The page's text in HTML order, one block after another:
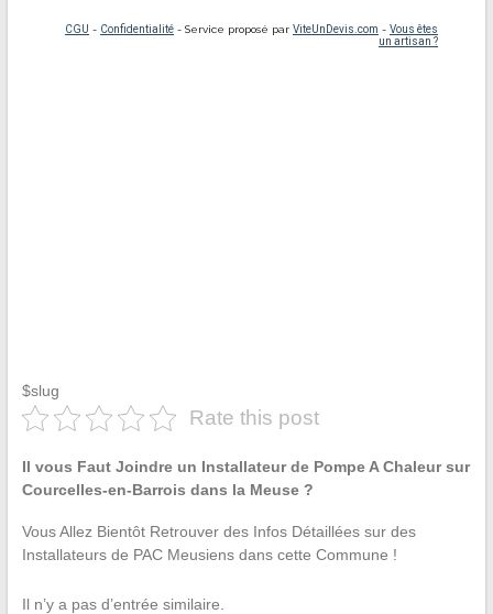
$slug
Rate this post
Il vous Faut Joindre un Installateur de Pompe A Chaleur sur
Courcelles-en-Barrois dans la Meuse ?
Vous Allez Bientôt Retrouver des Infos Détaillées sur des
Installateurs de PAC Meusiens dans cette Commune !
Il n’y a pas d’entrée similaire.